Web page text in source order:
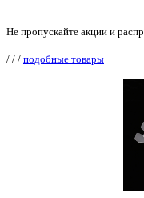
Не пропускайте акции и
/ / / подобные товары